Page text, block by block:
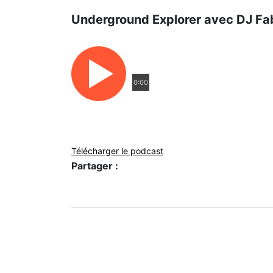
Underground Explorer avec DJ
0:00
Télécharger le podcast
Partager :